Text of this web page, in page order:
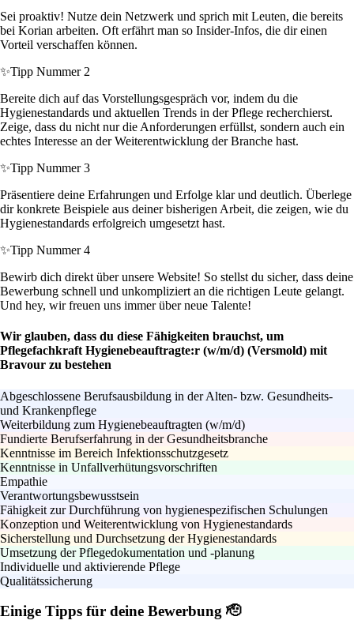
Sei proaktiv! Nutze dein Netzwerk und sprich mit Leuten, die bereits
bei Korian arbeiten. Oft erfährt man so Insider-Infos, die dir einen
Vorteil verschaffen können.
✨Tipp Nummer 2
Bereite dich auf das Vorstellungsgespräch vor, indem du die
Hygienestandards und aktuellen Trends in der Pflege recherchierst.
Zeige, dass du nicht nur die Anforderungen erfüllst, sondern auch ein
echtes Interesse an der Weiterentwicklung der Branche hast.
✨Tipp Nummer 3
Präsentiere deine Erfahrungen und Erfolge klar und deutlich. Überlege
dir konkrete Beispiele aus deiner bisherigen Arbeit, die zeigen, wie du
Hygienestandards erfolgreich umgesetzt hast.
✨Tipp Nummer 4
Bewirb dich direkt über unsere Website! So stellst du sicher, dass deine
Bewerbung schnell und unkompliziert an die richtigen Leute gelangt.
Und hey, wir freuen uns immer über neue Talente!
Wir glauben, dass du diese Fähigkeiten brauchst, um
Pflegefachkraft Hygienebeauftragte:r (w/m/d) (Versmold) mit
Bravour zu bestehen
Abgeschlossene Berufsausbildung in der Alten- bzw. Gesundheits-
und Krankenpflege
Weiterbildung zum Hygienebeauftragten (w/m/d)
Fundierte Berufserfahrung in der Gesundheitsbranche
Kenntnisse im Bereich Infektionsschutzgesetz
Kenntnisse in Unfallverhütungsvorschriften
Empathie
Verantwortungsbewusstsein
Fähigkeit zur Durchführung von hygienespezifischen Schulungen
Konzeption und Weiterentwicklung von Hygienestandards
Sicherstellung und Durchsetzung der Hygienestandards
Umsetzung der Pflegedokumentation und -planung
Individuelle und aktivierende Pflege
Qualitätssicherung
Einige Tipps für deine Bewerbung 🫡